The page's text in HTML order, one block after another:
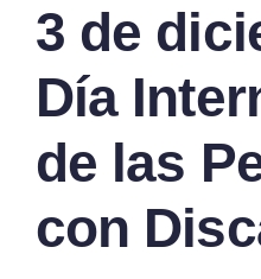
3 de
Día
de las
con